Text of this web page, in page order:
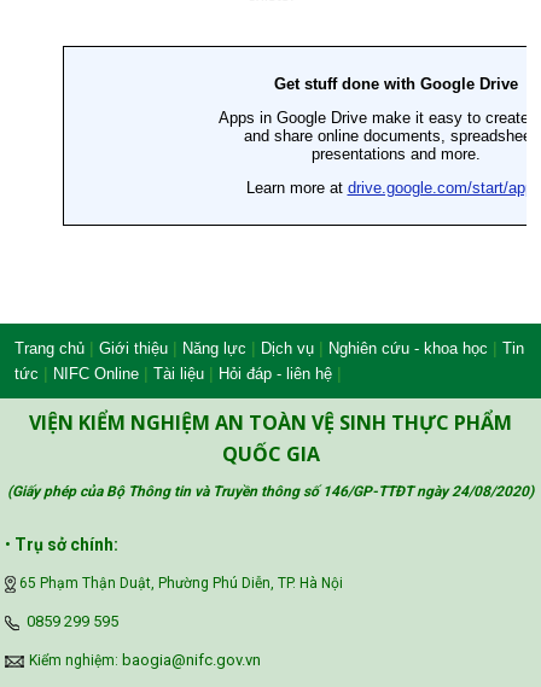
Trang chủ | Giới thiệu | Năng lực | Dịch vụ | Nghiên cứu - khoa học | Tin
tức | NIFC Online | Tài liệu | Hỏi đáp - liên hệ |
VIỆN KIỂM NGHIỆM AN TOÀN VỆ SINH THỰC PHẨM
QUỐC GIA
(Giấy phép của Bộ Thông tin và Truyền thông số 146/GP-TTĐT ngày 24/08/2020)
• Trụ sở chính:
65 Phạm Thận Duật, Phường Phú Diễn, TP. Hà Nội
‪0859 299 595‬
Kiểm nghiệm: baogia@nifc.gov.vn